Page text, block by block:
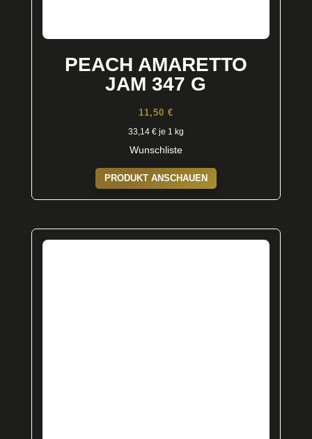
PEACH AMARETTO
JAM 347 G
11,50 €
33,14 €je 1 kg
Wunschliste
PRODUKT ANSCHAUEN